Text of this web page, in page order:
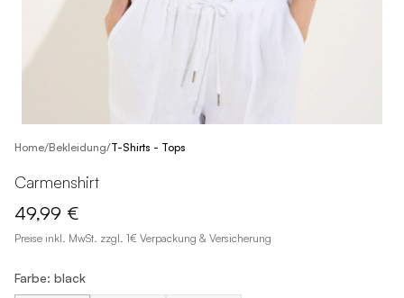
Home/Bekleidung/T-Shirts - Tops
Carmenshirt
49,99 €
Preise inkl. MwSt. zzgl. 1€ Verpackung & Versicherung
Farbe: black